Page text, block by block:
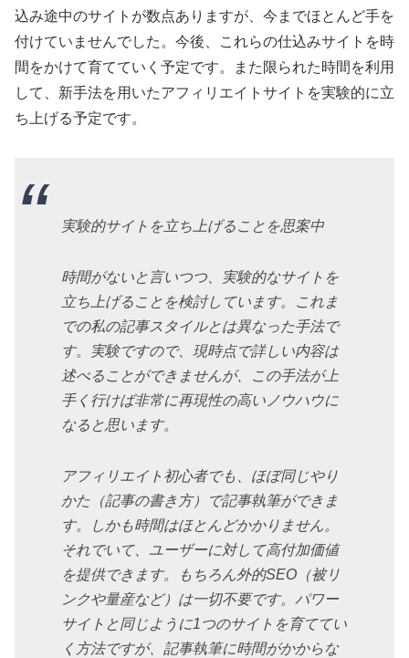
込み途中のサイトが数点ありますが、今までほとんど手を
付けていませんでした。今後、これらの仕込みサイトを時
間をかけて育てていく予定です。また限られた時間を利用
して、新手法を用いたアフィリエイトサイトを実験的に立
ち上げる予定です。
実験的サイトを立ち上げることを思案中
時間がないと言いつつ、実験的なサイトを
立ち上げることを検討しています。これま
での私の記事スタイルとは異なった手法で
す。実験ですので、現時点で詳しい内容は
述べることができませんが、この手法が上
手く行けば非常に再現性の高いノウハウに
なると思います。
アフィリエイト初心者でも、ほぼ同じやり
かた（記事の書き方）で記事執筆ができま
す。しかも時間はほとんどかかりません。
それでいて、ユーザーに対して高付加価値
を提供できます。もちろん外的SEO（被リ
ンクや量産など）は一切不要です。パワー
サイトと同じように1つのサイトを育ててい
く方法ですが、記事執筆に時間がかからな